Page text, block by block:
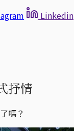
Linkedin
抒情
嗎？